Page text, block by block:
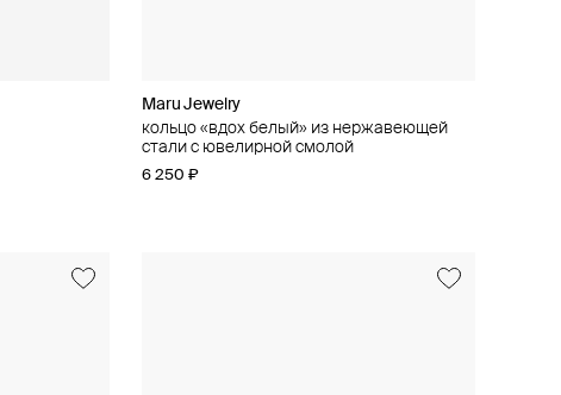
Maru Jewelry
кольцо «вдох белый» из нержавеющей
стали с ювелирной смолой
6 250 ₽